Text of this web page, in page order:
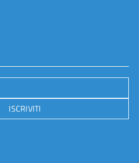
ISCRIVITI